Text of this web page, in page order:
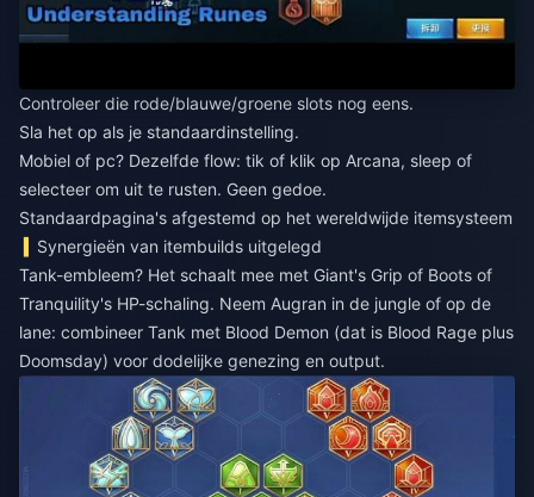
Controleer die rode/blauwe/groene slots nog eens.
Sla het op als je standaardinstelling.
Mobiel of pc? Dezelfde flow: tik of klik op Arcana, sleep of
selecteer om uit te rusten. Geen gedoe.
Standaardpagina's afgestemd op het wereldwijde itemsysteem
Synergieën van itembuilds uitgelegd
Tank-embleem? Het schaalt mee met Giant's Grip of Boots of
Tranquility's HP-schaling. Neem Augran in de jungle of op de
lane: combineer Tank met Blood Demon (dat is Blood Rage plus
Doomsday) voor dodelijke genezing en output.